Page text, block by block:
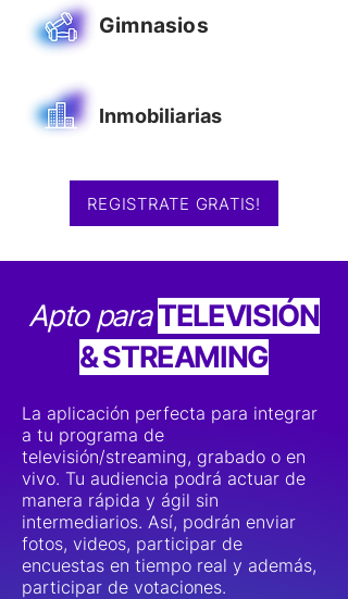
Gimnasios
Inmobiliarias
REGISTRATE GRATIS!
Apto para TELEVISIÓN
& STREAMING
La aplicación perfecta para integrar
a tu programa de
televisión/streaming, grabado o en
vivo. Tu audiencia podrá actuar de
manera rápida y ágil sin
intermediarios. Así, podrán enviar
fotos, videos, participar de
encuestas en tiempo real y además,
participar de votaciones.